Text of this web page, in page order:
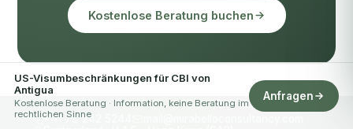
Kostenlose Beratung buchen
US-Visumbeschränkungen für CBI von
Antigua
Kostenlose Beratung · Information, keine Beratung im
rechtlichen Sinne
Anfragen
+41 78 242 5244